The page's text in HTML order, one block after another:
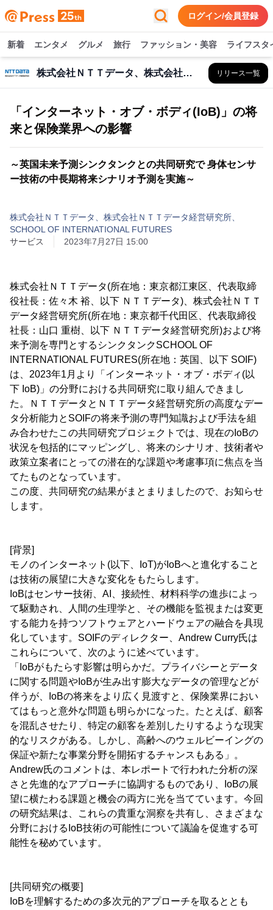
ログイン/会員登録
新着 エンタメ グルメ 旅行 ファッション・美容 ライフスタ
株式会社ＮＴＴデータ、株式会社ＮＴＴデータ経営研究所、SCHOOL OF INTERNATIONAL FUTURES リリース一覧
「インターネット・オブ・ボディ(IoB)」の将
来と保険業界への影響
～英国未来予測シンクタンクとの共同研究で 身体センサ
ー技術の中長期将来シナリオ予測を実施～
株式会社ＮＴＴデータ、株式会社ＮＴＴデータ経営研究所、
SCHOOL OF INTERNATIONAL FUTURES
サービス
2023年7月27日 15:00
株式会社ＮＴＴデータ(所在地：東京都江東区、代表取締
役社長：佐々木 裕、以下 ＮＴＴデータ)、株式会社ＮＴＴ
データ経営研究所(所在地：東京都千代田区、代表取締役
社長：山口 重樹、以下 ＮＴＴデータ経営研究所)および将
来予測を専門とするシンクタンクSCHOOL OF
INTERNATIONAL FUTURES(所在地：英国、以下 SOIF)
は、2023年1月より「インターネット・オブ・ボディ(以
下 IoB)」の分野における共同研究に取り組んできまし
た。ＮＴＴデータとＮＴＴデータ経営研究所の高度なデー
タ分析能力とSOIFの将来予測の専門知識および手法を組
み合わせたこの共同研究プロジェクトでは、現在のIoBの
状況を包括的にマッピングし、将来のシナリオ、技術者や
政策立案者にとっての潜在的な課題や考慮事項に焦点を当
てたものとなっています。
この度、共同研究の結果がまとまりましたので、お知らせ
します。
[背景]
モノのインターネット(以下、IoT)がIoBへと進化すること
は技術の展望に大きな変化をもたらします。
IoBはセンサー技術、AI、接続性、材料科学の進歩によっ
て駆動され、人間の生理学と、その機能を監視または変更
する能力を持つソフトウェアとハードウェアの融合を具現
化しています。SOIFのディレクター、Andrew Curry氏は
これらについて、次のように述べています。
「IoBがもたらす影響は明らかだ。プライバシーとデータ
に関する問題やIoBが生み出す膨大なデータの管理などが
伴うが、IoBの将来をより広く見渡すと、保険業界におい
てはもっと意外な問題も明らかになった。たとえば、顧客
を混乱させたり、特定の顧客を差別したりするような現実
的なリスクがある。しかし、高齢へのウェルビーイングの
保証や新たな事業分野を開拓するチャンスもある」。
Andrew氏のコメントは、本レポートで行われた分析の深
さと先進的なアプローチに協調するものであり、IoBの展
望に横たわる課題と機会の両方に光を当てています。今回
の研究結果は、これらの貴重な洞察を共有し、さまざまな
分野におけるIoB技術の可能性について議論を促進する可
能性を秘めています。
[共同研究の概要]
IoBを理解するための多次元的アプローチを取るととも